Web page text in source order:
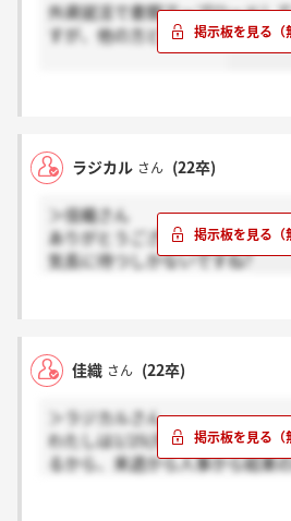
外資就活で書類アップロードし
すが、他の方どうですか
ラジカル さん (22卒)
＞佳織さん
ありがとうございます！
気長に待つしかないですね?
佳織 さん (22卒)
＞ラジカルさん
わたしは1/25(月)に面接し、「
るから、来週から人事から結果